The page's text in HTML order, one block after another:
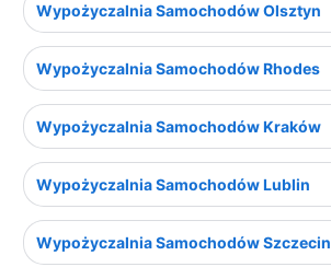
Wypożyczalnia Samochodów Olsztyn
Wypożyczalnia Samochodów Rhodes
Wypożyczalnia Samochodów Kraków
Wypożyczalnia Samochodów Lublin
Wypożyczalnia Samochodów Szczecin